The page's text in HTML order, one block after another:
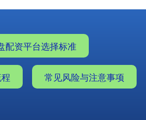
配资平台选择标准
常见风险与注意事项